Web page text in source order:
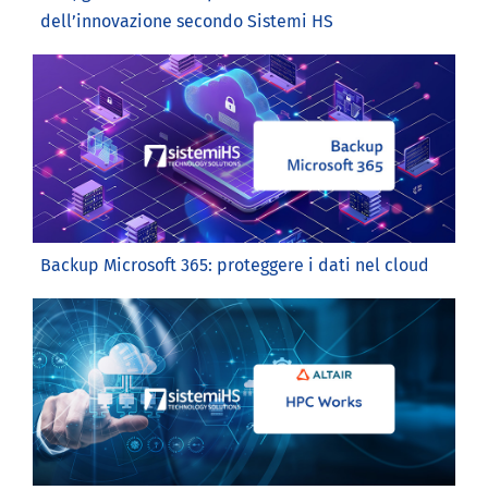
dell’innovazione secondo Sistemi HS
Backup Microsoft 365: proteggere i dati nel cloud